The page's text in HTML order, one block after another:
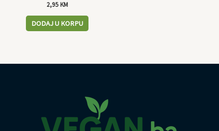
2,95KM
DODAJ U KORPU